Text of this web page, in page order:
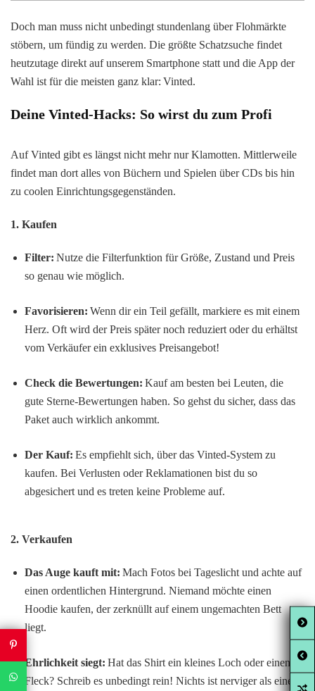
Doch man muss nicht unbedingt stundenlang über Flohmärkte
stöbern, um fündig zu werden. Die größte Schatzsuche findet
heutzutage direkt auf unserem Smartphone statt und die App der
Wahl ist für die meisten ganz klar: Vinted.
Deine Vinted-Hacks: So wirst du zum Profi
Auf Vinted gibt es längst nicht mehr nur Klamotten. Mittlerweile
findet man dort alles von Büchern und Spielen über CDs bis hin
zu coolen Einrichtungsgegenständen.
1. Kaufen
Filter: Nutze die Filterfunktion für Größe, Zustand und Preis
so genau wie möglich.
Favorisieren: Wenn dir ein Teil gefällt, markiere es mit einem
Herz. Oft wird der Preis später noch reduziert oder du erhältst
vom Verkäufer ein exklusives Preisangebot!
Check die Bewertungen: Kauf am besten bei Leuten, die
gute Sterne-Bewertungen haben. So gehst du sicher, dass das
Paket auch wirklich ankommt.
Der Kauf: Es empfiehlt sich, über das Vinted-System zu
kaufen. Bei Verlusten oder Reklamationen bist du so
abgesichert und es treten keine Probleme auf.
2. Verkaufen
Das Auge kauft mit: Mach Fotos bei Tageslicht und achte auf
einen ordentlichen Hintergrund. Niemand möchte einen
Hoodie kaufen, der zerknüllt auf einem ungemachten Bett
liegt.
Ehrlichkeit siegt: Hat das Shirt ein kleines Loch oder einen
Fleck? Schreib es unbedingt rein! Nichts ist nerviger als eine